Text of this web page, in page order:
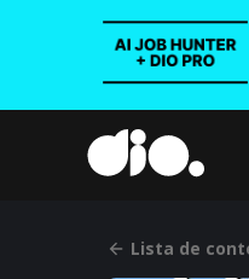
Lista de